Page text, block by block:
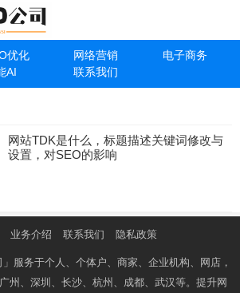
优化 网络营销
电子商务
AI 联系我们
网站TDK是什么，标题描述关键词修改与
设置，对SEO的影响
业务介绍 联系我们 隐私政策
服务于个人、个体户、商家、企业机构、网店，
州、深圳、长沙、杭州、成都、武汉等。提升网